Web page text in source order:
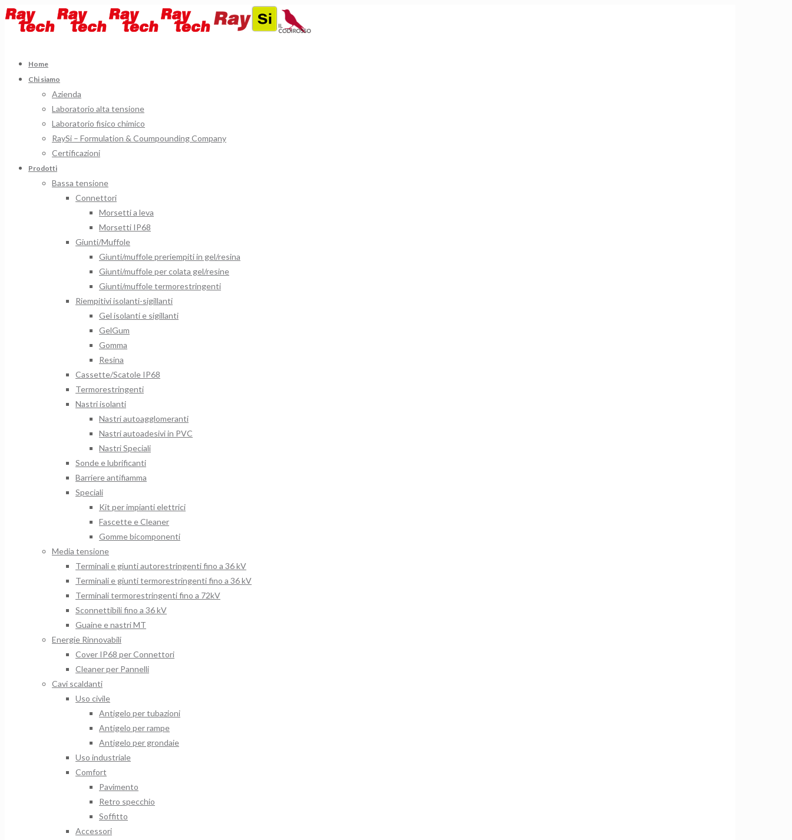
Home
Chi siamo
Azienda
Laboratorio alta tensione
Laboratorio fisico chimico
RaySi – Formulation & Coumpounding Company
Certificazioni
Prodotti
Bassa tensione
Connettori
Morsetti a leva
Morsetti IP68
Giunti/Muffole
Giunti/muffole preriempiti in gel/resina
Giunti/muffole per colata gel/resine
Giunti/muffole termorestringenti
Riempitivi isolanti-sigillanti
Gel isolanti e sigillanti
GelGum
Gomma
Resina
Cassette/Scatole IP68
Termorestringenti
Nastri isolanti
Nastri autoagglomeranti
Nastri autoadesivi in PVC
Nastri Speciali
Sonde e lubrificanti
Barriere antifiamma
Speciali
Kit per impianti elettrici
Fascette e Cleaner
Gomme bicomponenti
Media tensione
Terminali e giunti autorestringenti fino a 36 kV
Terminali e giunti termorestringenti fino a 36 kV
Terminali termorestringenti fino a 72kV
Sconnettibili fino a 36 kV
Guaine e nastri MT
Energie Rinnovabili
Cover IP68 per Connettori
Cleaner per Pannelli
Cavi scaldanti
Uso civile
Antigelo per tubazioni
Antigelo per rampe
Antigelo per grondaie
Uso industriale
Comfort
Pavimento
Retro specchio
Soffitto
Accessori